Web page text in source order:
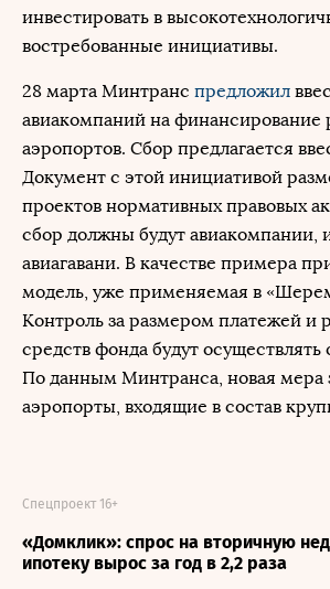
инвестировать в
востребованные инициативы.
28 марта Минтранс предложил
авиакомпаний на финансирование
аэропортов. Сбор предлагается
Документ с этой инициативой
проектов нормативных правовых
сбор должны будут авиакомпании,
авиагавани. В качестве примера
модель, уже применяемая в
Контроль за размером платежей и
средств фонда будут осуществлять
По данным Минтранса, новая мера
аэропорты, входящие в состав
«Домклик»: спрос на вторичную
ипотеку вырос за год в 2,2 раза
Спецпроект 16+